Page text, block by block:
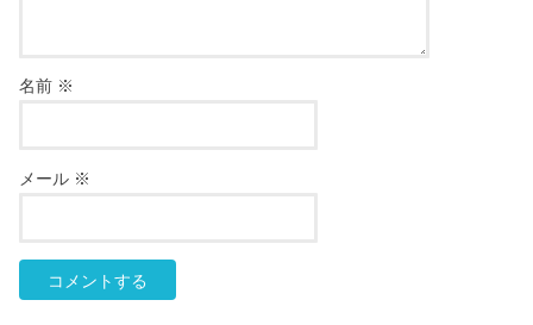
名前 ※
メール ※